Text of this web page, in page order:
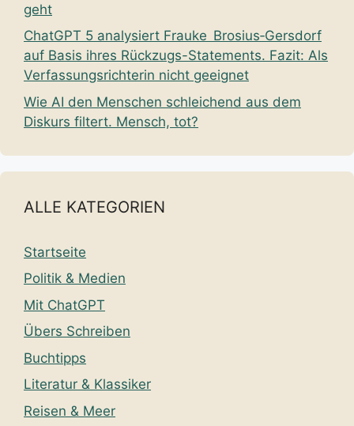
geht
ChatGPT 5 analysiert Frauke Brosius‑Gersdorf
auf Basis ihres Rückzugs-Statements. Fazit: Als
Verfassungsrichterin nicht geeignet
Wie AI den Menschen schleichend aus dem
Diskurs filtert. Mensch, tot?
ALLE KATEGORIEN
Startseite
Politik & Medien
Mit ChatGPT
Übers Schreiben
Buchtipps
Literatur & Klassiker
Reisen & Meer